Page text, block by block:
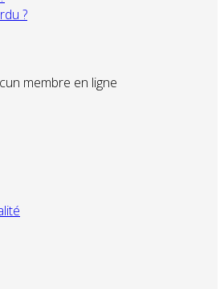
?
membre en ligne